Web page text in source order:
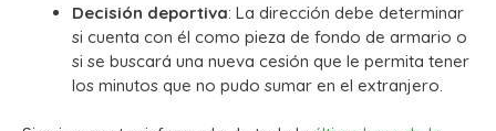
Decisión deportiva: La dirección debe determinar
si cuenta con él como pieza de fondo de armario o
si se buscará una nueva cesión que le permita tener
los minutos que no pudo sumar en el extranjero.